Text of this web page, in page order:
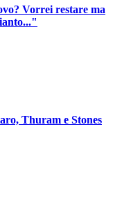
Vorrei restare ma
Thuram e Stones